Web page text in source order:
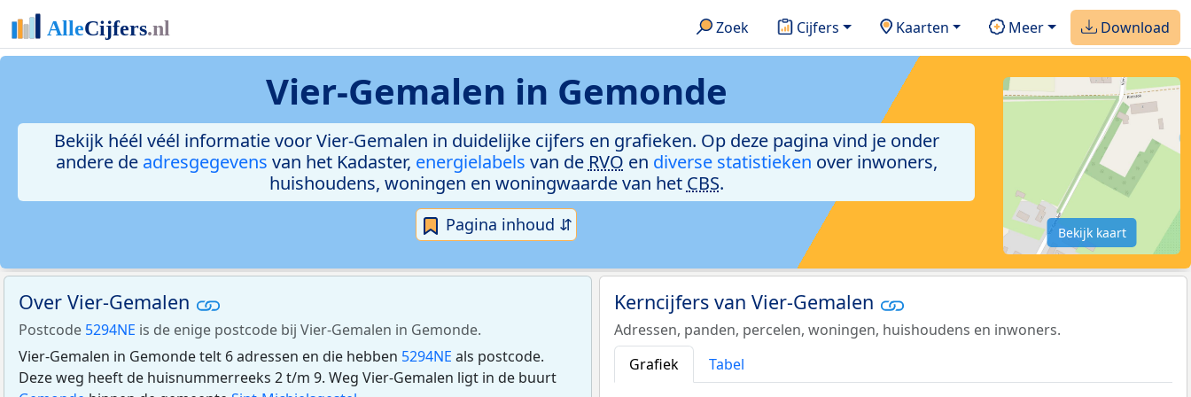
Zoek Cijfers Kaarten Meer Download
Vier-Gemalen in Gemonde
Bekijk héél véél informatie voor Vier-Gemalen in duidelijke cijfers en grafieken. Op deze pagina vind je onder
andere de adresgegevens van het Kadaster, energielabels van de RVO en diverse statistieken over inwoners,
huishoudens, woningen en woningwaarde van het CBS.
Pagina inhoud ⇵ Bekijk kaart
Over Vier-Gemalen
Postcode 5294NE is de enige postcode bij Vier-Gemalen in Gemonde.
Vier-Gemalen in Gemonde telt 6 adressen en die hebben 5294NE als postcode.
Deze weg heeft de huisnummerreeks 2 t/m 9. Weg Vier-Gemalen ligt in de buurt
Kerncijfers van Vier-Gemalen
Adressen, panden, percelen, woningen, huishoudens en inwoners.
Grafiek
Tabel